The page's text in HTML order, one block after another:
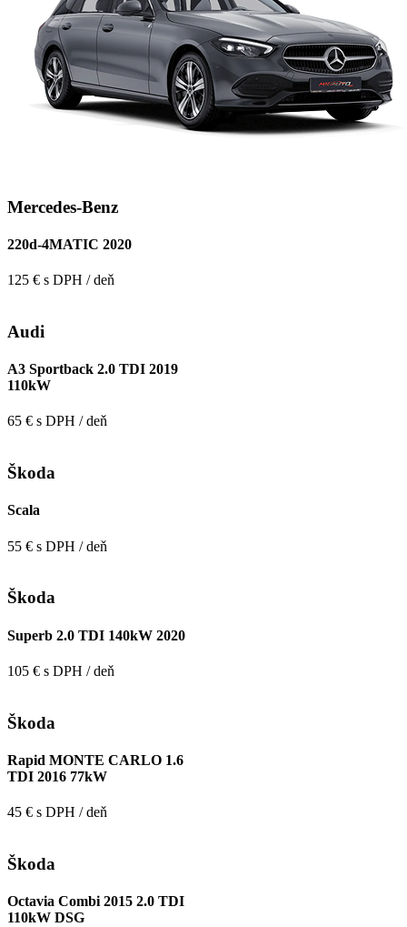
Mercedes-Benz
220d-4MATIC 2020
125 € s DPH / deň
Audi
A3 Sportback 2.0 TDI 2019
110kW
65 € s DPH / deň
Škoda
Scala
55 € s DPH / deň
Škoda
Superb 2.0 TDI 140kW 2020
105 € s DPH / deň
Škoda
Rapid MONTE CARLO 1.6
TDI 2016 77kW
45 € s DPH / deň
Škoda
Octavia Combi 2015 2.0 TDI
110kW DSG